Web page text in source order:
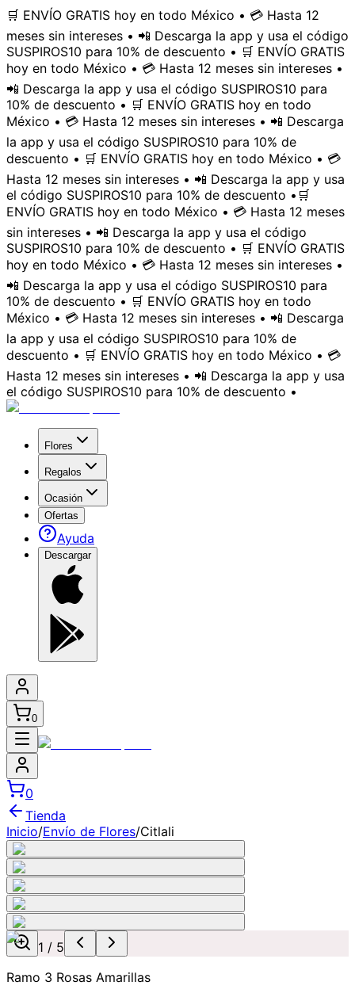
🛒 ENVÍO GRATIS hoy en todo México • 💳 Hasta 12
meses sin intereses • 📲 Descarga la app y usa el código
SUSPIROS10 para 10% de descuento • 🛒 ENVÍO GRATIS
hoy en todo México • 💳 Hasta 12 meses sin intereses •
📲 Descarga la app y usa el código SUSPIROS10 para
10% de descuento • 🛒 ENVÍO GRATIS hoy en todo
México • 💳 Hasta 12 meses sin intereses • 📲 Descarga
la app y usa el código SUSPIROS10 para 10% de
descuento • 🛒 ENVÍO GRATIS hoy en todo México • 💳
Hasta 12 meses sin intereses • 📲 Descarga la app y usa
el código SUSPIROS10 para 10% de descuento • 🛒
ENVÍO GRATIS hoy en todo México • 💳 Hasta 12 meses
sin intereses • 📲 Descarga la app y usa el código
SUSPIROS10 para 10% de descuento • 🛒 ENVÍO GRATIS
hoy en todo México • 💳 Hasta 12 meses sin intereses •
📲 Descarga la app y usa el código SUSPIROS10 para
10% de descuento • 🛒 ENVÍO GRATIS hoy en todo
México • 💳 Hasta 12 meses sin intereses • 📲 Descarga
la app y usa el código SUSPIROS10 para 10% de
descuento • 🛒 ENVÍO GRATIS hoy en todo México • 💳
Hasta 12 meses sin intereses • 📲 Descarga la app y usa
el código SUSPIROS10 para 10% de descuento •
Flores
Regalos
Ocasión
Ofertas
Ayuda
Descargar
0
0
Tienda
Inicio/Envío de Flores/Citlali
1 / 5
Ramo 3 Rosas Amarillas